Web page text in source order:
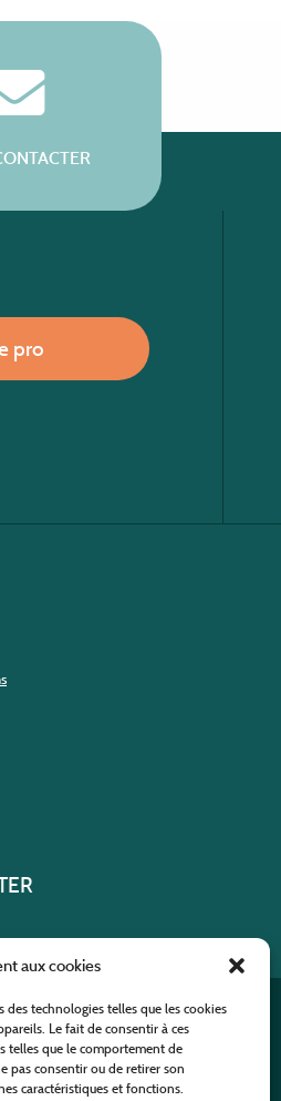
aux cookies
technologies telles que les cookies
Le fait de consentir à ces
telles que le comportement de
pas consentir ou de retirer son
caractéristiques et fonctions.
pro